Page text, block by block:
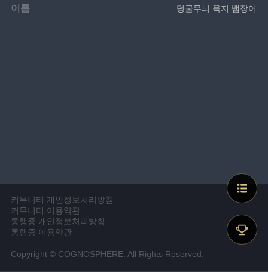
이름 덩굴무늬 육지 뱀장어
커뮤니티 개인정보처리방침
커뮤니티 이용약관
통행증 개인정보처리방침
통행증 이용약관
Copyright © COGNOSPHERE. All Rights Reserved.